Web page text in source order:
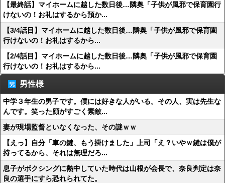
【最終話】マイホームに越した数日後…隣奥「子供が風邪で保育園行
けないの！お礼はするから預か...
【3/4話目】マイホームに越した数日後…隣奥「子供が風邪で保育園
行けないの！お礼はするから...
【2/4話目】マイホームに越した数日後…隣奥「子供が風邪で保育園
行けないの！お礼はするから...
男性様
中学３年生の男子です。僕には好きな人がいる。その人、実は先生な
んです。笑った顔がすごく素敵...
妻が現場監督といなくなった、その謎ｗｗ
【えっ】自分「車の鍵、もう掛けました」上司「え？いやｗ鍵は僕が
持ってるから、それは無理だろ...
息子がボクシングに熱中していた時代は山根が会長で、奈良判定は奈
良の選手にすら恐れられてた。